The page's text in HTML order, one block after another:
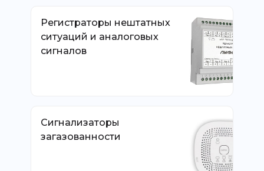
Регистраторы нештатных
ситуаций и аналоговых
сигналов
Сигнализаторы
загазованности